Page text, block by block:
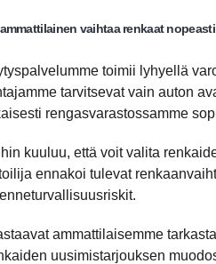
vaihtaa renkaat
toimii lyhyellä
tarvitsevat vain auton
rengasvarastossamme
kuuluu, että voit valita
ennakoi tulevat
ammattilaisemme
uusimistarjouksen